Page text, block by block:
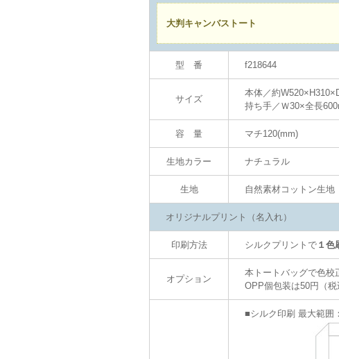
大判キャンバストート
型 番 f218644
サイズ
本体／約
持ち手／Ｗ30×全長
容 量 マチ120(mm)
生地カラー ナチュラル
生地 自然素材コットン生地
オリジナルプリント（名入れ）
印刷方法 シルクプリントで １色
オプション
本トートバッグで色校
OPP個包装は50円（税
■シルク印刷 最大範囲